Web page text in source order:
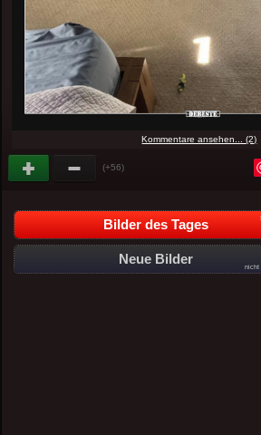
Kommentare ansehen... (2)
(+56)
Bilder des Tages
Neue Bilder
nicht